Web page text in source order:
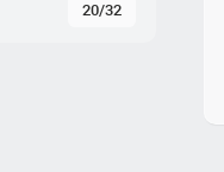
20/32